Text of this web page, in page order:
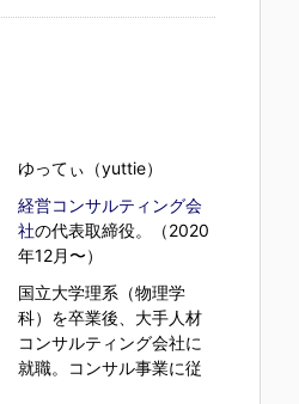
ゆってぃ（yuttie）
経営コンサルティング会
社の代表取締役。（2020
年12月〜）
国立大学理系（物理学
科）を卒業後、大手人材
コンサルティング会社に
就職。コンサル事業に従